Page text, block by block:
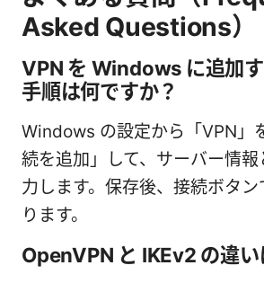
Asked Questions）
VPN を Windows に追加
手順は何ですか？
Windows の設定から「VPN」
続を追加」して、サーバー情
力します。保存後、接続ボタ
ります。
OpenVPN と IKEv2 の違い